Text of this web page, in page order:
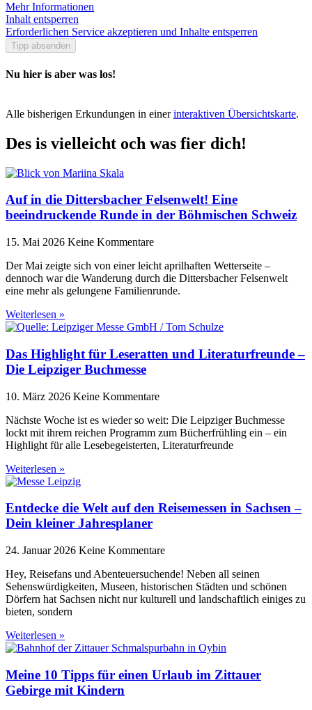
Mehr Informationen
Inhalt entsperren
Erforderlichen Service akzeptieren und Inhalte entsperren
Tipp absenden
Nu hier is aber was los!
Alle bisherigen Erkundungen in einerinteraktiven Übersichtskarte.
Des is vielleicht och was fier dich!
Auf in die Dittersbacher Felsenwelt! Eine
beeindruckende Runde in der Böhmischen Schweiz
15. Mai 2026 Keine Kommentare
Der Mai zeigte sich von einer leicht aprilhaften Wetterseite –
dennoch war die Wanderung durch die Dittersbacher Felsenwelt
eine mehr als gelungene Familienrunde.
Weiterlesen »
Das Highlight für Leseratten und Literaturfreunde –
Die Leipziger Buchmesse
10. März 2026 Keine Kommentare
Nächste Woche ist es wieder so weit: Die Leipziger Buchmesse
lockt mit ihrem reichen Programm zum Bücherfrühling ein – ein
Highlight für alle Lesebegeisterten, Literaturfreunde
Weiterlesen »
Entdecke die Welt auf den Reisemessen in Sachsen –
Dein kleiner Jahresplaner
24. Januar 2026 Keine Kommentare
Hey, Reisefans und Abenteuersuchende! Neben all seinen
Sehenswürdigkeiten, Museen, historischen Städten und schönen
Dörfern hat Sachsen nicht nur kulturell und landschaftlich einiges zu
bieten, sondern
Weiterlesen »
Meine 10 Tipps für einen Urlaub im Zittauer
Gebirge mit Kindern